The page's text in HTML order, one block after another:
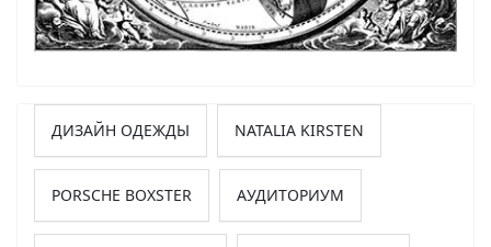
ДИЗАЙН ОДЕЖДЫ NATALIA KIRSTEN
PORSCHE BOXSTER АУДИТОРИУМ